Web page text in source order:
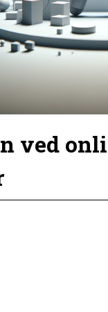
ved